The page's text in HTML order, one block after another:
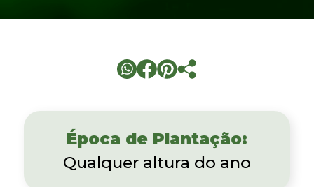
Época de Plantação:
Qualquer altura do ano